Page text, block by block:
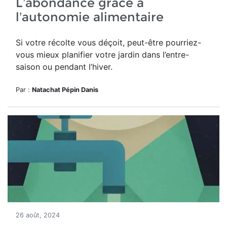
l’autonomie alimentaire
Si votre récolte vous déçoit, peut-être pourriez-
vous mieux planifier votre jardin dans l’entre-
saison ou pendant l’hiver.
Par : Natachat Pépin Danis
26 août, 2024